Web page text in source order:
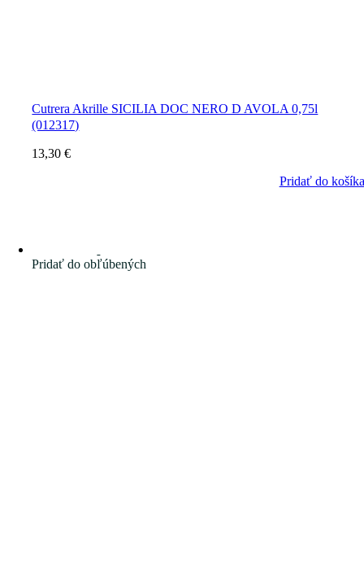
Cutrera Akrille SICILIA DOC NERO D AVOLA 0,75l
(012317)
13,30€
Pridať do košíka
Pridať do obľúbených